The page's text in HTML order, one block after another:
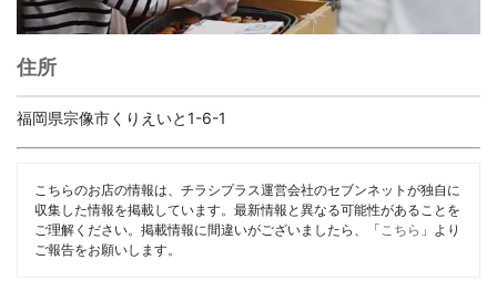
住所
福岡県宗像市くりえいと1-6-1
こちらのお店の情報は、チラシプラス運営会社のセブンネットが独自に
収集した情報を掲載しています。最新情報と異なる可能性があることを
ご理解ください。掲載情報に間違いがございましたら、「 こちら 」より
ご報告をお願いします。